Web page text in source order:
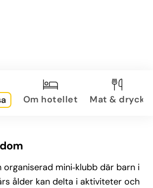
Om hotellet Mat & dryck
organiserad mini‑klubb där barn i
ålder kan delta i aktiviteter och